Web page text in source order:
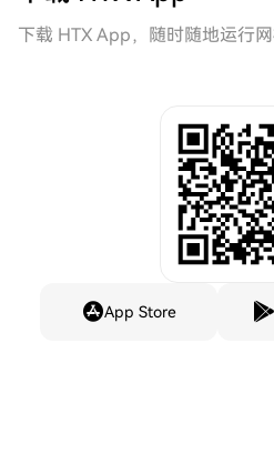
下载 HTX App，随时随地运行
App Store